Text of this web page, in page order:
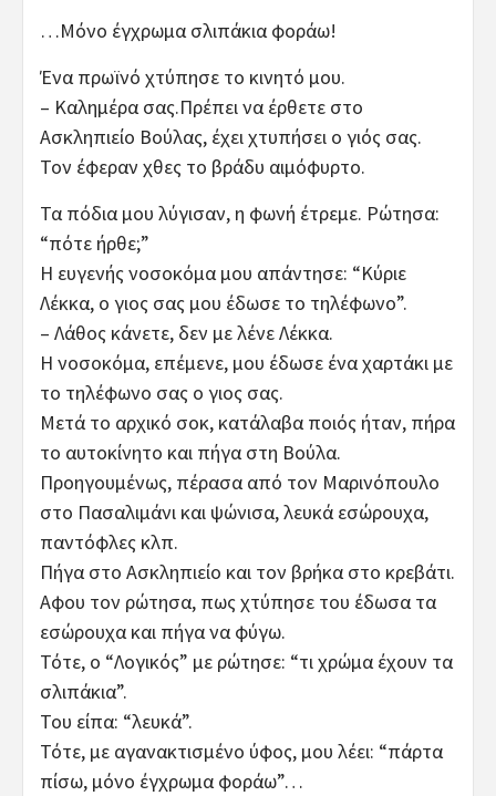
…Μόνο έγχρωμα σλιπάκια φοράω!
Ένα πρωϊνό χτύπησε το κινητό μου.
– Καλημέρα σας.Πρέπει να έρθετε στο
Ασκληπιείο Βούλας, έχει χτυπήσει ο γιός σας.
Τον έφεραν χθες το βράδυ αιμόφυρτο.
Τα πόδια μου λύγισαν, η φωνή έτρεμε. Ρώτησα:
“πότε ήρθε;”
Η ευγενής νοσοκόμα μου απάντησε: “Κύριε
Λέκκα, ο γιος σας μου έδωσε το τηλέφωνο”.
– Λάθος κάνετε, δεν με λένε Λέκκα.
Η νοσοκόμα, επέμενε, μου έδωσε ένα χαρτάκι με
το τηλέφωνο σας ο γιος σας.
Μετά το αρχικό σοκ, κατάλαβα ποιός ήταν, πήρα
το αυτοκίνητο και πήγα στη Βούλα.
Προηγουμένως, πέρασα από τον Μαρινόπουλο
στο Πασαλιμάνι και ψώνισα, λευκά εσώρουχα,
παντόφλες κλπ.
Πήγα στο Ασκληπιείο και τον βρήκα στο κρεβάτι.
Αφου τον ρώτησα, πως χτύπησε του έδωσα τα
εσώρουχα και πήγα να φύγω.
Τότε, ο “Λογικός” με ρώτησε: “τι χρώμα έχουν τα
σλιπάκια”.
Του είπα: “λευκά”.
Τότε, με αγανακτισμένο ύφος, μου λέει: “πάρτα
πίσω, μόνο έγχρωμα φοράω”…